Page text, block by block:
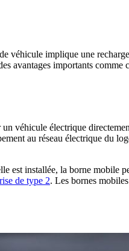
véhicule implique une
avantages importants
véhicule électrique
au réseau électrique du
est installée, la borne mobile
de type 2. Les bornes